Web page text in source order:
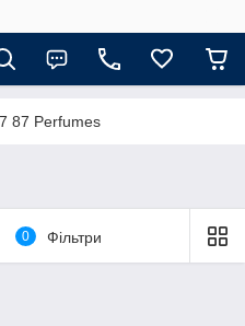
87 Perfumes
0 Фільтри